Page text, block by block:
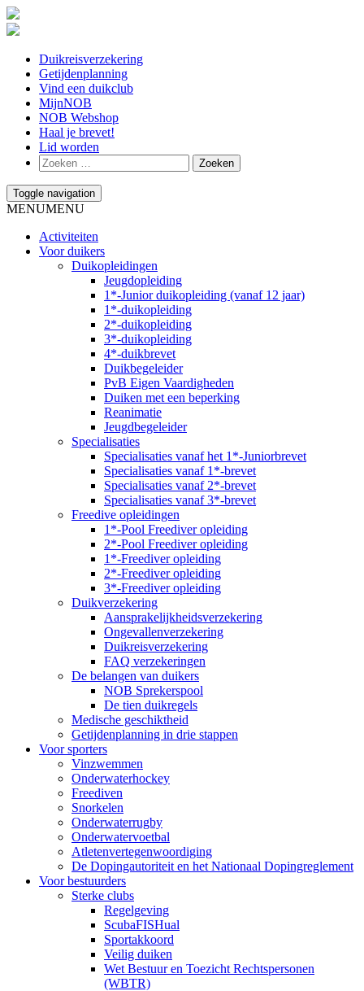
Duikreisverzekering
Getijdenplanning
Vind een duikclub
MijnNOB
NOB Webshop
Haal je brevet!
Lid worden
Toggle navigation
MENUMENU
Activiteiten
Voor duikers
Duikopleidingen
Jeugdopleiding
1*-Junior duikopleiding (vanaf 12 jaar)
1*-duikopleiding
2*-duikopleiding
3*-duikopleiding
4*-duikbrevet
Duikbegeleider
PvB Eigen Vaardigheden
Duiken met een beperking
Reanimatie
Jeugdbegeleider
Specialisaties
Specialisaties vanaf het 1*-Juniorbrevet
Specialisaties vanaf 1*-brevet
Specialisaties vanaf 2*-brevet
Specialisaties vanaf 3*-brevet
Freedive opleidingen
1*-Pool Freediver opleiding
2*-Pool Freediver opleiding
1*-Freediver opleiding
2*-Freediver opleiding
3*-Freediver opleiding
Duikverzekering
Aansprakelijkheidsverzekering
Ongevallenverzekering
Duikreisverzekering
FAQ verzekeringen
De belangen van duikers
NOB Sprekerspool
De tien duikregels
Medische geschiktheid
Getijdenplanning in drie stappen
Voor sporters
Vinzwemmen
Onderwaterhockey
Freediven
Snorkelen
Onderwaterrugby
Onderwatervoetbal
Atletenvertegenwoordiging
De Dopingautoriteit en het Nationaal Dopingreglement
Voor bestuurders
Sterke clubs
Regelgeving
ScubaFISHual
Sportakkoord
Veilig duiken
Wet Bestuur en Toezicht Rechtspersonen
(WBTR)